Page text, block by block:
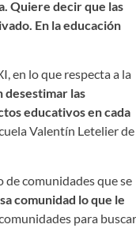
Quiere decir que las
En la educación
en lo que respecta a la
desestimar las
educativos en cada
Valentín Letelier de
de comunidades que se
comunidad lo que le
para